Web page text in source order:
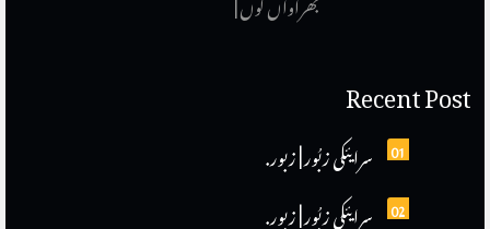
Recent Post
01 سرایئکی زبُور | زبور.
02 سرایئکی زبُور | زبور.